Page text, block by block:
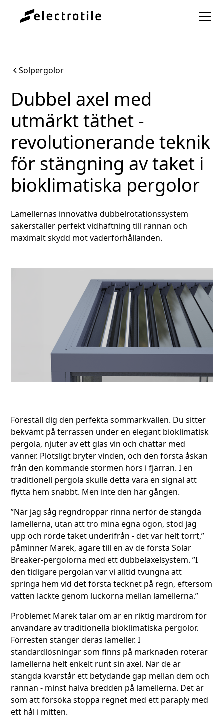
Solpergolor
Dubbel axel med
utmärkt täthet -
revolutionerande teknik
för stängning av taket i
bioklimatiska pergolor
Lamellernas innovativa dubbelrotationssystem
säkerställer perfekt vidhäftning till rännan och
maximalt skydd mot väderförhållanden.
Föreställ dig den perfekta sommarkvällen. Du sitter
bekvämt på terrassen under en elegant bioklimatisk
pergola, njuter av ett glas vin och chattar med
vänner. Plötsligt bryter vinden, och den första åskan
från den kommande stormen hörs i fjärran. I en
traditionell pergola skulle detta vara en signal att
flytta hem snabbt. Men inte den här gången.
”När jag såg regndroppar rinna nerför de stängda
lamellerna, utan att tro mina egna ögon, stod jag
upp och rörde taket underifrån - det var helt torrt,”
påminner Marek, ägare till en av de första Solar
Breaker-pergolorna med ett dubbelaxelsystem. ”I
den tidigare pergolan var vi alltid tvungna att
springa hem vid det första tecknet på regn, eftersom
vatten läckte genom luckorna mellan lamellerna.”
Problemet Marek talar om är en riktig mardröm för
användare av traditionella bioklimatiska pergolor.
Förresten stänger deras lameller. I
standardlösningar som finns på marknaden roterar
lamellerna helt enkelt runt sin axel. När de är
stängda kvarstår ett betydande gap mellan dem och
rännan - minst halva bredden på lamellerna. Det är
som att försöka stoppa regnet med ett paraply med
ett hål i mitten.